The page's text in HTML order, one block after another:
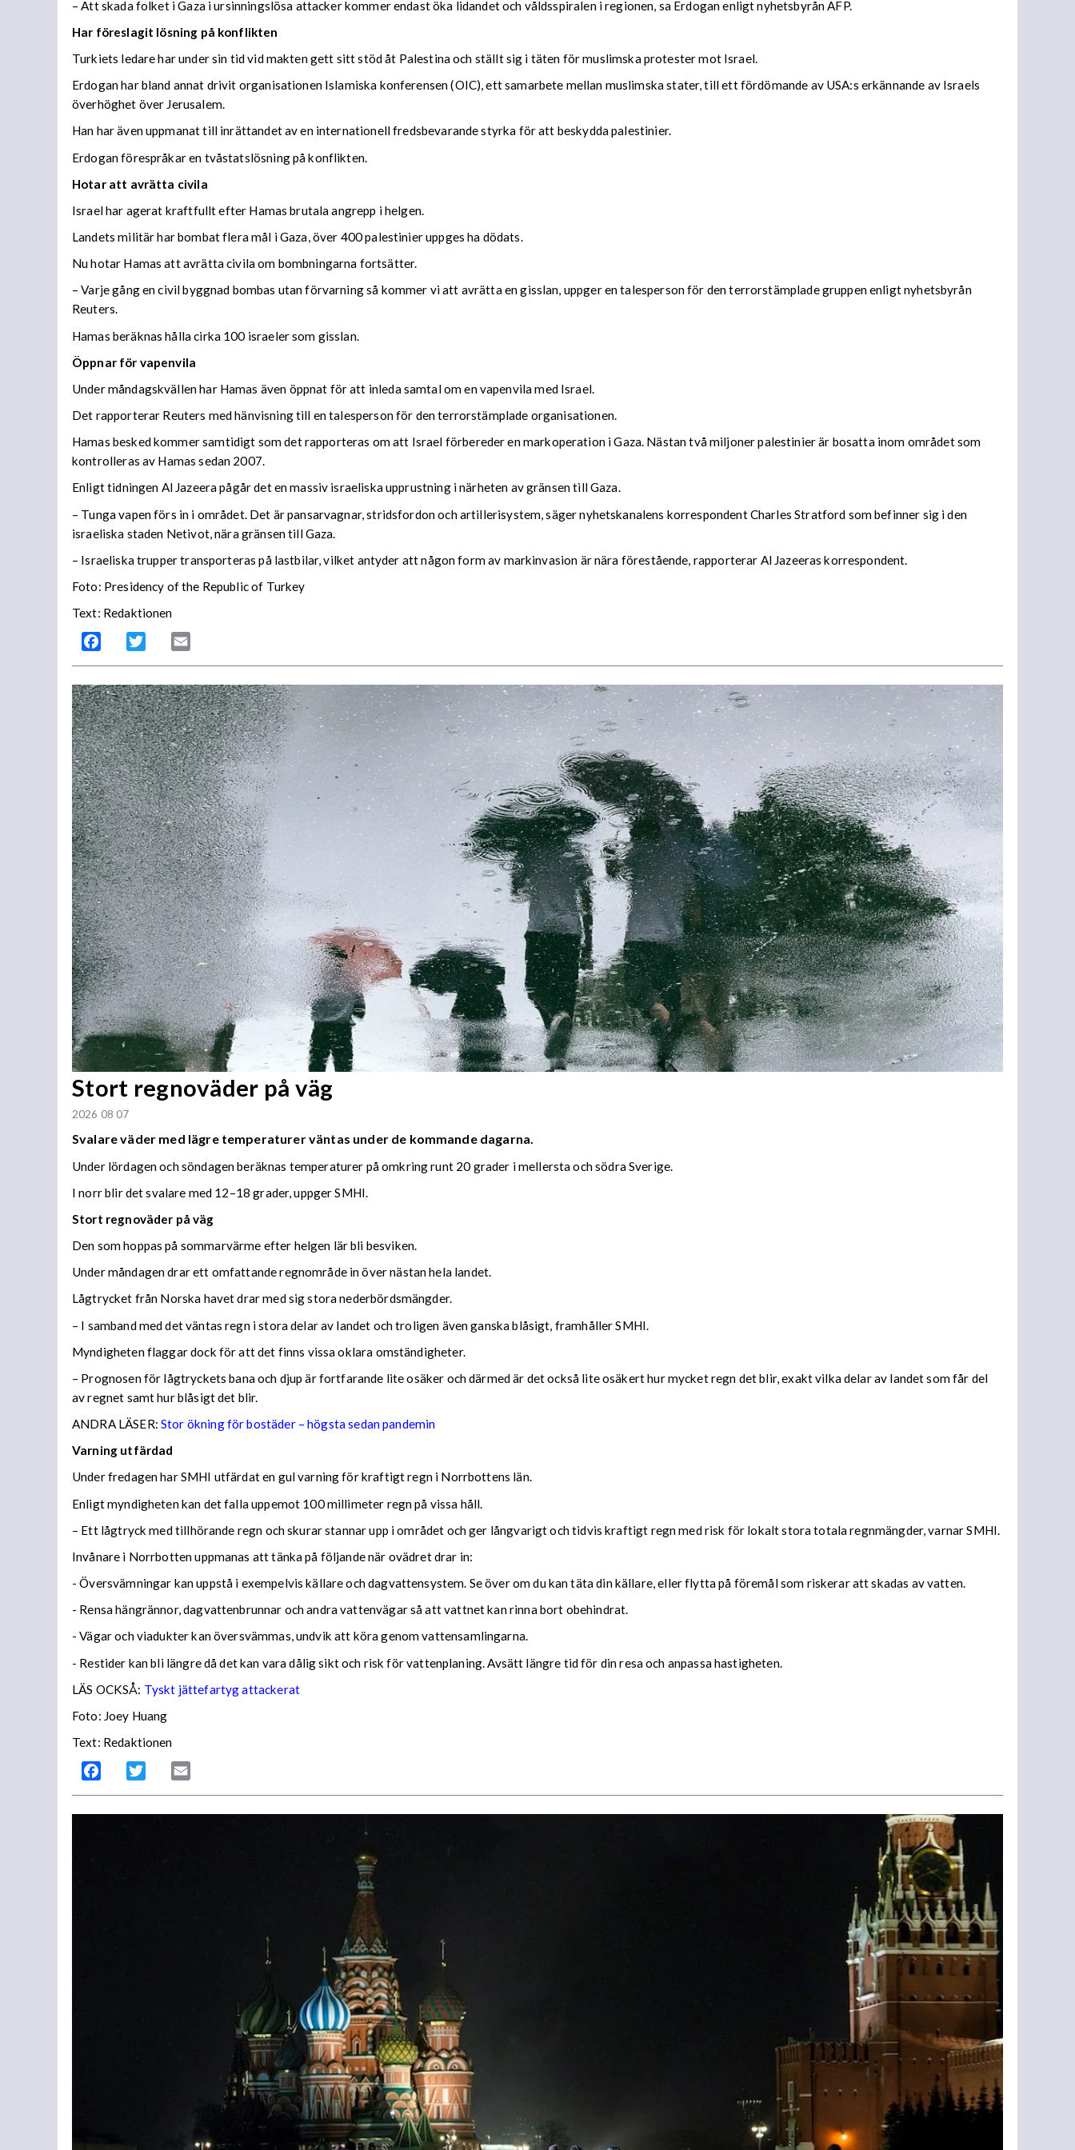
– Att skada folket i Gaza i ursinningslösa attacker kommer endast öka lidandet och våldsspiralen i regionen, sa Erdogan enligt nyhetsbyrån AFP.
Har föreslagit lösning på konflikten
Turkiets ledare har under sin tid vid makten gett sitt stöd åt Palestina och ställt sig i täten för muslimska protester mot Israel.
Erdogan har bland annat drivit organisationen Islamiska konferensen (OIC), ett samarbete mellan muslimska stater, till ett fördömande av USA:s erkännande av Israels
överhöghet över Jerusalem.
Han har även uppmanat till inrättandet av en internationell fredsbevarande styrka för att beskydda palestinier.
Erdogan förespråkar en tvåstatslösning på konflikten.
Hotar att avrätta civila
Israel har agerat kraftfullt efter Hamas brutala angrepp i helgen.
Landets militär har bombat flera mål i Gaza, över 400 palestinier uppges ha dödats.
Nu hotar Hamas att avrätta civila om bombningarna fortsätter.
– Varje gång en civil byggnad bombas utan förvarning så kommer vi att avrätta en gisslan, uppger en talesperson för den terrorstämplade gruppen enligt nyhetsbyrån
Reuters.
Hamas beräknas hålla cirka 100 israeler som gisslan.
Öppnar för vapenvila
Under måndagskvällen har Hamas även öppnat för att inleda samtal om en vapenvila med Israel.
Det rapporterar Reuters med hänvisning till en talesperson för den terrorstämplade organisationen.
Hamas besked kommer samtidigt som det rapporteras om att Israel förbereder en markoperation i Gaza. Nästan två miljoner palestinier är bosatta inom området som
kontrolleras av Hamas sedan 2007.
Enligt tidningen Al Jazeera pågår det en massiv israeliska upprustning i närheten av gränsen till Gaza.
– Tunga vapen förs in i området. Det är pansarvagnar, stridsfordon och artillerisystem, säger nyhetskanalens korrespondent Charles Stratford som befinner sig i den
israeliska staden Netivot, nära gränsen till Gaza.
– Israeliska trupper transporteras på lastbilar, vilket antyder att någon form av markinvasion är nära förestående, rapporterar Al Jazeeras korrespondent.
Foto: Presidency of the Republic of Turkey
Text: Redaktionen
Facebook Twitter
Stort regnoväder på väg
2026 08 07
Svalare väder med lägre temperaturer väntas under de kommande dagarna.
Under lördagen och söndagen beräknas temperaturer på omkring runt 20 grader i mellersta och södra Sverige.
I norr blir det svalare med 12–18 grader, uppger SMHI.
Stort regnoväder på väg
Den som hoppas på sommarvärme efter helgen lär bli besviken.
Under måndagen drar ett omfattande regnområde in över nästan hela landet.
Lågtrycket från Norska havet drar med sig stora nederbördsmängder.
– I samband med det väntas regn i stora delar av landet och troligen även ganska blåsigt, framhåller SMHI.
Myndigheten flaggar dock för att det finns vissa oklara omständigheter.
– Prognosen för lågtryckets bana och djup är fortfarande lite osäker och därmed är det också lite osäkert hur mycket regn det blir, exakt vilka delar av landet som får del
av regnet samt hur blåsigt det blir.
ANDRA LÄSER: Stor ökning för bostäder – högsta sedan pandemin
Varning utfärdad
Under fredagen har SMHI utfärdat en gul varning för kraftigt regn i Norrbottens län.
Enligt myndigheten kan det falla uppemot 100 millimeter regn på vissa håll.
– Ett lågtryck med tillhörande regn och skurar stannar upp i området och ger långvarigt och tidvis kraftigt regn med risk för lokalt stora totala regnmängder, varnar SMHI.
Invånare i Norrbotten uppmanas att tänka på följande när ovädret drar in:
- Översvämningar kan uppstå i exempelvis källare och dagvattensystem. Se över om du kan täta din källare, eller flytta på föremål som riskerar att skadas av vatten.
- Rensa hängrännor, dagvattenbrunnar och andra vattenvägar så att vattnet kan rinna bort obehindrat.
- Vägar och viadukter kan översvämmas, undvik att köra genom vattensamlingarna.
- Restider kan bli längre då det kan vara dålig sikt och risk för vattenplaning. Avsätt längre tid för din resa och anpassa hastigheten.
LÄS OCKSÅ: Tyskt jättefartyg attackerat
Foto: Joey Huang
Text: Redaktionen
Facebook Twitter